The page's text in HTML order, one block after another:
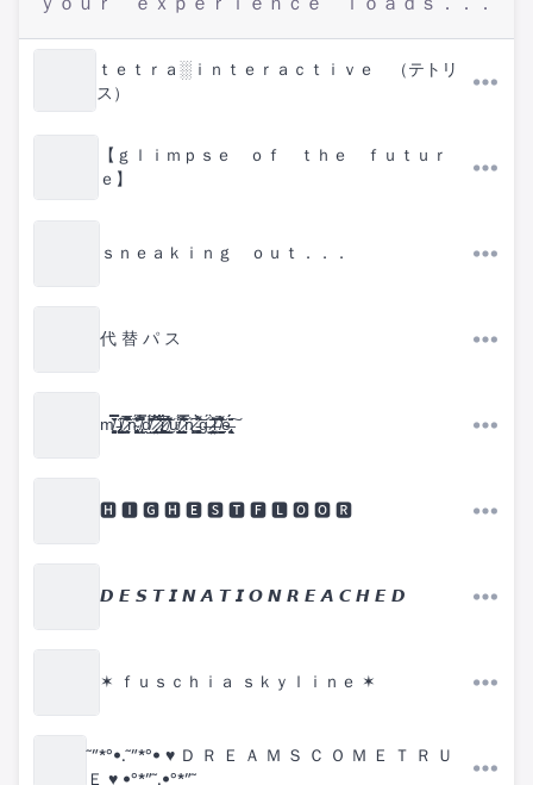
ｙｏｕｒ ｅｘｐｅｒｉｅｎｃｅ ｌｏａｄｓ．．．
ｔｅｔｒａ░ｉｎｔｅｒａｃｔｉｖｅ （テトリ
ス）
【 ｇｌｉｍｐｓｅ ｏｆ ｔｈｅ ｆｕｔｕｒ
ｅ】
ｓｎｅａｋｉｎｇ ｏｕｔ．．．
代 替 パ ス
m̸͉̳͉̞̯͕͚̿̅̓̌̌́̿̇̌ ̵̢̛͕̦͔̥͙͠i̸̮̖̖̪͓͇͕̩̊ ̷̠͎̰͓͂̎̃͂̅̓͑͌̚n̴̢̛̯̯͎̟͖͚̥̒͐̽̃̇͆́ ̸̢͈̜̉̈́̿͂̐̚ͅḓ̸̛̝̲͊̈́̓̉͠ ̷̢̧̺̗̣͉̠̤̳́̈́̆̅̚͜ ̷̢̩̘͗̇͆͆̈́́͗̓̒̈́j̷̛̝͚̻̬͇͚̜̟̑̎̓̎͛̈́́̅͜͠ ̸̛̝͔͇͋͆̂̓̄̂̌̔̾ư̸̧̞̭̺̫̥̮̟̈́͋͘͝ ̷͍̙̦̭̰̝̱̊̒͆̉͆̍̿̾͛ͅn̷͖̙͚͆ ̵̧͙͍̳̦͈̗͓͚͌̑̉̑̀̓͝ḡ̶̈́͘ͅ ̷̤̙̲̗̘̤̗̼͇̫͐̀̄̈̽̎l̶͙̃͂̓̊͠ ̸̫̞̮̪̺͈̉̆̐͌̒̍͗e̶̢̥͔̣̣̱͉̣̭͔̎́̆̈́͠
🅷 🅸 🅶 🅷 🅴 🆂 🆃 🅵 🅻 🅾 🅾 🆁
𝘿 𝙀 𝙎 𝙏 𝙄 𝙉 𝘼 𝙏 𝙄 𝙊 𝙉 𝙍 𝙀 𝘼 𝘾 𝙃 𝙀 𝘿
✶ ｆｕｓｃｈｉａ ｓｋｙｌｉｎｅ ✶
˜”*°•.˜”*°• ♥ Ｄ Ｒ Ｅ Ａ Ｍ Ｓ Ｃ Ｏ Ｍ Ｅ Ｔ Ｒ Ｕ
Ｅ ♥ •°*”˜.•°*”˜